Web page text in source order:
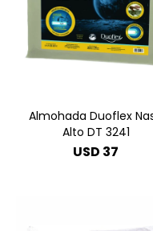
Almohada Duoflex
Alto DT 3241
USD 37